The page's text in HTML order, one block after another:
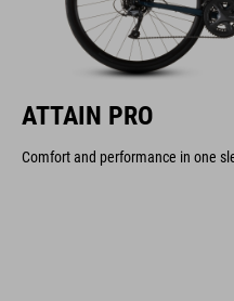
ATTAIN PRO
Comfort and performance in one